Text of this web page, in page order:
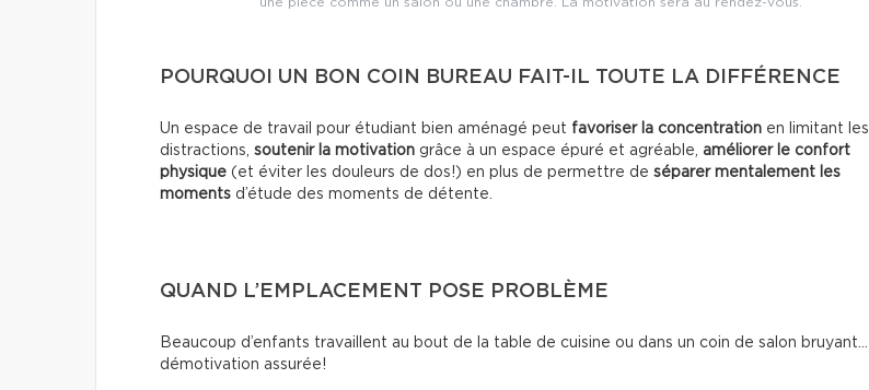
POURQUOI UN BON COIN BUREAU FAIT-IL TOUTE LA DIFFÉRENCE
Un espace de travail pour étudiant bien aménagé peut favoriser la concentration en limitant les
distractions, soutenir la motivation grâce à un espace épuré et agréable, améliorer le confort
physique (et éviter les douleurs de dos!) en plus de permettre de séparer mentalement les
moments d’étude des moments de détente.
QUAND L’EMPLACEMENT POSE PROBLÈME
Beaucoup d’enfants travaillent au bout de la table de cuisine ou dans un coin de salon bruyant…
démotivation assurée!